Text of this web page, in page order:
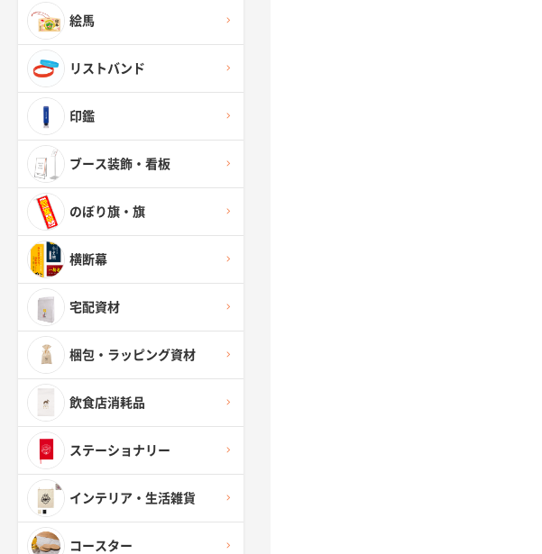
絵馬
リストバンド
印鑑
ブース装飾・看板
のぼり旗・旗
横断幕
宅配資材
梱包・ラッピング資材
飲食店消耗品
ステーショナリー
インテリア・生活雑貨
コースター